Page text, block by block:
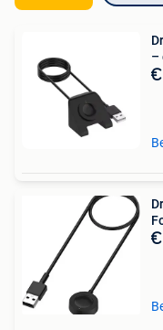
–
€
€